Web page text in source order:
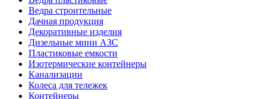
Ведра строительные
Дачная продукция
Декоративные изделия
Дизельные мини АЗС
Пластиковые емкости
Изотермические контейнеры
Канализации
Колеса для тележек
Контейнеры